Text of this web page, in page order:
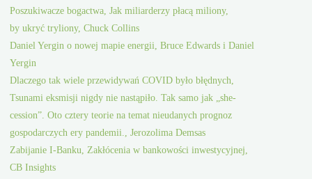
Poszukiwacze bogactwa, Jak miliarderzy płacą miliony,
by ukryć tryliony, Chuck Collins
Daniel Yergin o nowej mapie energii, Bruce Edwards i Daniel
Yergin
Dlaczego tak wiele przewidywań COVID było błędnych,
Tsunami eksmisji nigdy nie nastąpiło. Tak samo jak „she-
cession”. Oto cztery teorie na temat nieudanych prognoz
gospodarczych ery pandemii., Jerozolima Demsas
Zabijanie I-Banku, Zakłócenia w bankowości inwestycyjnej,
CB Insights